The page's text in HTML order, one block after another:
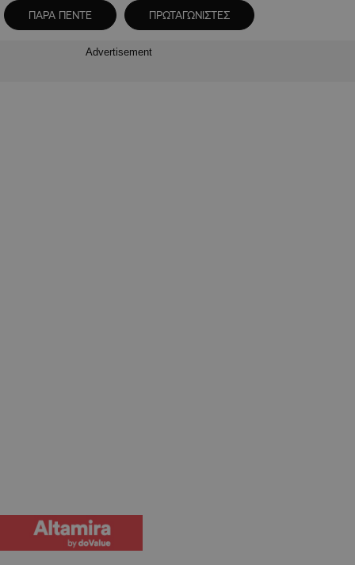
ΠΑΡΑ ΠΕΝΤΕ ΠΡΩΤΑΓΩΝΙΣΤΕΣ
Advertisement